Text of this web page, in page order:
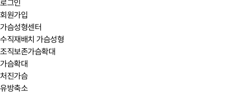
로그인
회원가입
가슴성형센터
수직재배치 가슴성형
조직보존가슴확대
가슴확대
처진가슴
유방축소